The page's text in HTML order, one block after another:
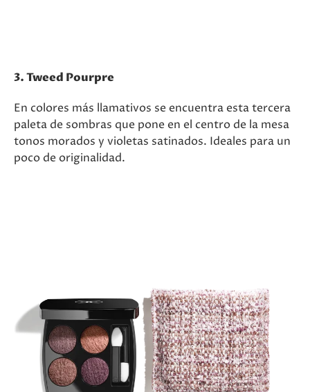
3. Tweed Pourpre
En colores más llamativos se encuentra esta tercera
paleta de sombras que pone en el centro de la mesa
tonos morados y violetas satinados. Ideales para un
poco de originalidad.